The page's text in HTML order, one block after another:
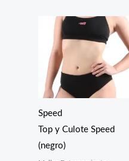
Speed
Top y Culote Speed
(negro)